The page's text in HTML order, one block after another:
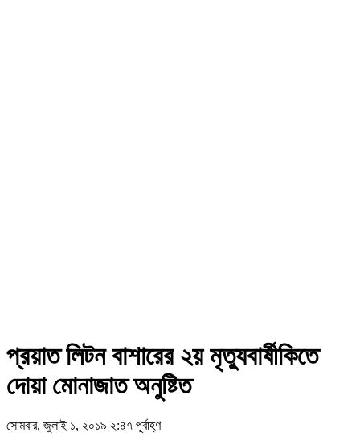
প্রয়াত লিটন বাশারের ২য় মৃত্যুবার্ষীকিতে
দোয়া মোনাজাত অনুষ্টিত
সোমবার, জুলাই ১, ২০১৯ ২:৪৭ পূর্বাহ্ণ